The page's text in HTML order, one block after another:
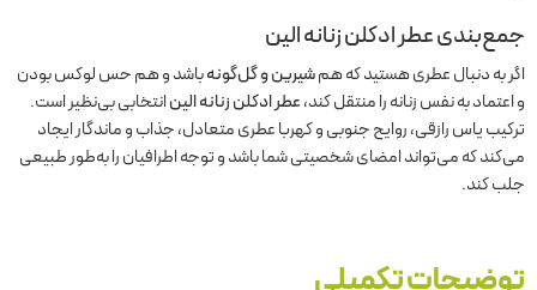
جمع‌بندیعطر ادکلن زنانه الین
اگر به دنبال عطری هستید که همشیرین و گل‌گونهباشد و هم حس لوکس بودن
و اعتماد به نفس زنانه را منتقل کند،عطر ادکلن زنانه الینانتخابی بی‌نظیر است.
ترکیب یاس رازقی، روایح جنوبی و کهربا عطری متعادل، جذاب و ماندگار ایجاد
می‌کند که می‌تواند امضای شخصیتی شما باشد و توجه اطرافیان را به‌طور طبیعی
جلب کند.